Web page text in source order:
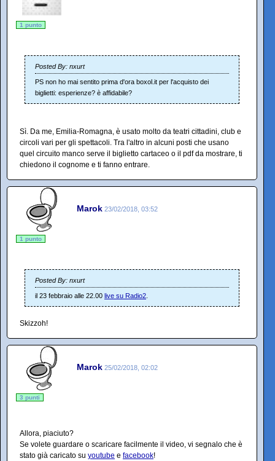
1 punto
Posted By: nxurt
PS non ho mai sentito prima d'ora boxol.it per l'acquisto dei
biglietti: esperienze? è affidabile?
Sì. Da me, Emilia-Romagna, è usato molto da teatri cittadini, club e
circoli vari per gli spettacoli. Tra l'altro in alcuni posti che usano
quel circuito manco serve il biglietto cartaceo o il pdf da mostrare, ti
chiedono il cognome e ti fanno entrare.
Marok 23/02/2018, 03:52
1 punto
Posted By: nxurt
il 23 febbraio alle 22.00 live su Radio2
Skizzoh!
Marok 25/02/2018, 02:02
3 punti
Allora, piaciuto?
Se volete guardare o scaricare facilmente il video, vi segnalo che è
stato già caricato su youtube e facebook!